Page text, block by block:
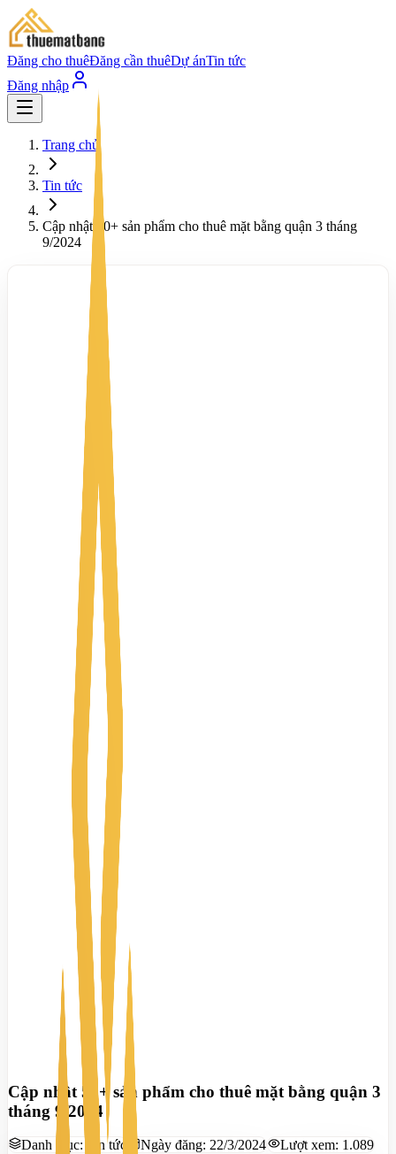
Đăng cho thuêĐăng cần thuêDự ánTin tức
Đăng nhập
Trang chủ
Tin tức
Cập nhật 50+ sản phẩm cho thuê mặt bằng quận 3 tháng
9/2024
Cập nhật 50+ sản phẩm cho thuê mặt bằng quận 3
tháng 9/2024
Danh mục: Tin tức Ngày đăng: 22/3/2024 Lượt xem: 1.089